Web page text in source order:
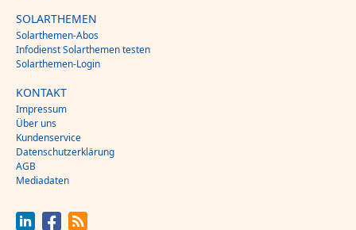
SOLARTHEMEN
Solarthemen-Abos
Infodienst Solarthemen testen
Solarthemen-Login
KONTAKT
Impressum
Über uns
Kundenservice
Datenschutzerklärung
AGB
Mediadaten